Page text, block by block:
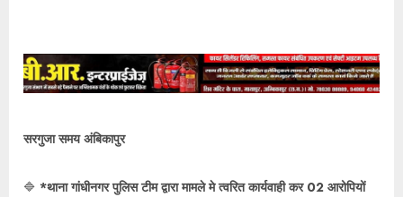
सरगुजा समय अंबिकापुर
🔷 *थाना गांधीनगर पुलिस टीम द्वारा मामले मे त्वरित कार्यवाही कर 02 आरोपियों